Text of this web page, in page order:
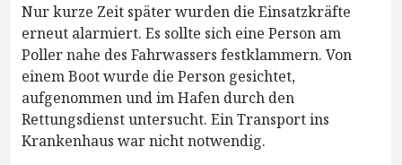
Nur kurze Zeit später wurden die Einsatzkräfte
erneut alarmiert. Es sollte sich eine Person am
Poller nahe des Fahrwassers festklammern. Von
einem Boot wurde die Person gesichtet,
aufgenommen und im Hafen durch den
Rettungsdienst untersucht. Ein Transport ins
Krankenhaus war nicht notwendig.